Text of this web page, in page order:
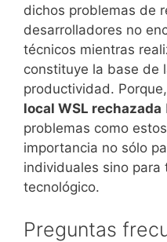
dichos problemas de
desarrolladores no
técnicos mientras
constituye la base de
productividad. Porque,
local WSL rechazada
problemas como
importancia no sólo
individuales sino para
tecnológico.
Preguntas